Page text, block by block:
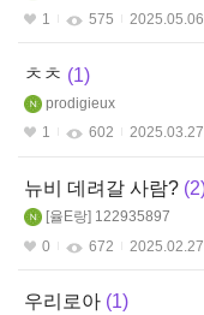
1
575 2025.05.06
ㅊㅊ 1
prodigieux
1
602 2025.03.27
뉴비 데려갈 사람? 2
율E랑 122935897
0
672 2025.02.27
우리로아 1